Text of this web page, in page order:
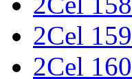
2Cel 159
2Cel 160